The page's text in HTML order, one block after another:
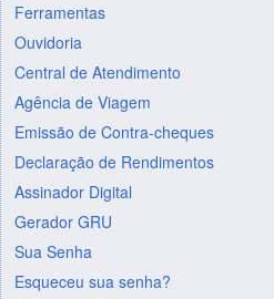
Ferramentas
Ouvidoria
Central de Atendimento
Agência de Viagem
Emissão de Contra-cheques
Declaração de Rendimentos
Assinador Digital
Gerador GRU
Sua Senha
Esqueceu sua senha?